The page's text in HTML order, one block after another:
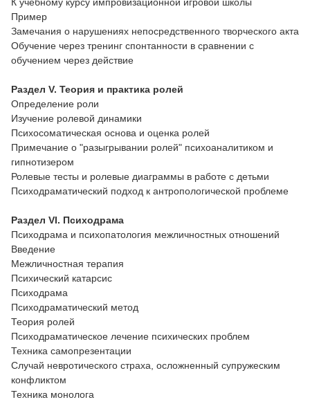
Пример
Замечания о нарушениях непосредственного творческого акта
Обучение через тренинг спонтанности в сравнении с
обучением через действие
Раздел V. Теория и практика ролей
Определение роли
Изучение ролевой динамики
Психосоматическая основа и оценка ролей
Примечание о "разыгрывании ролей" психоаналитиком и
гипнотизером
Ролевые тесты и ролевые диаграммы в работе с детьми
Психодраматический подход к антропологической проблеме
Раздел VI. Психодрама
Психодрама и психопатология межличностных отношений
Введение
Межличностная терапия
Психический катарсис
Психодрама
Психодраматический метод
Теория ролей
Психодраматическое лечение психических проблем
Техника самопрезентации
Случай невротического страха, осложненный супружеским
конфликтом
Техника монолога